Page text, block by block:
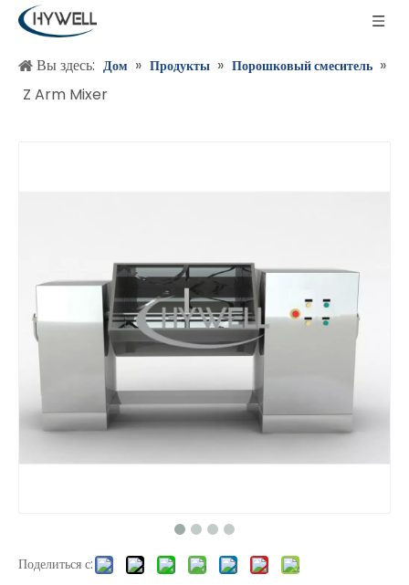
Вы здесь: Дом » Продукты » Порошковый смеситель »
Z Arm Mixer
Поделиться с: